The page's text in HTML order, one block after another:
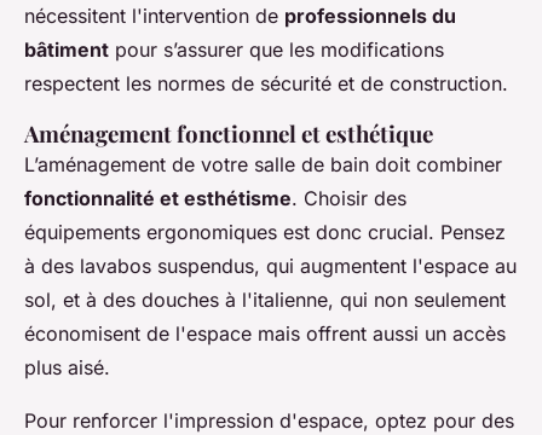
nécessitent l'intervention de professionnels du
bâtiment pour s’assurer que les modifications
respectent les normes de sécurité et de construction.
Aménagement fonctionnel et esthétique
L’aménagement de votre salle de bain doit combiner
fonctionnalité et esthétisme. Choisir des
équipements ergonomiques est donc crucial. Pensez
à des lavabos suspendus, qui augmentent l'espace au
sol, et à des douches à l'italienne, qui non seulement
économisent de l'espace mais offrent aussi un accès
plus aisé.
Pour renforcer l'impression d'espace, optez pour des